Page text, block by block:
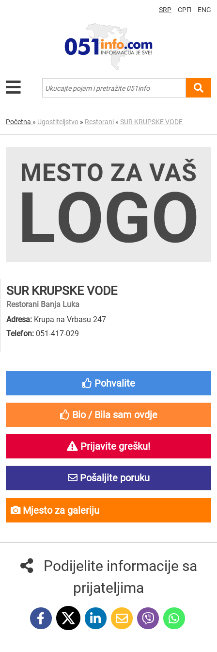
SRP СРП ENG
Početna » Ugostiteljstvo » Restorani » SUR KRUPSKE VODE
SUR KRUPSKE VODE
Restorani Banja Luka
Adresa: Krupa na Vrbasu 247
Telefon: 051-417-029
Pohvalite
Bio / Bila sam ovdje
Prijavite grešku!
Pošaljite poruku
Mjesto za galeriju
Podijelite informacije sa
prijateljima